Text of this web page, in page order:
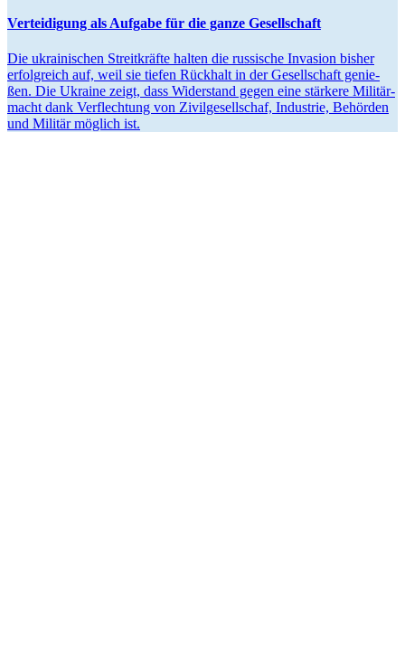
Ver­tei­di­gung als Aufgabe für die ganze Gesellschaft
Die ukrai­ni­schen Streit­kräfte halten die rus­si­sche Inva­sion bisher
erfolg­reich auf, weil sie tiefen Rück­halt in der Gesell­schaft genie­
ßen. Die Ukraine zeigt, dass Wider­stand gegen eine stär­kere Mili­tär­
macht dank Ver­flech­tung von Zivil­ge­sell­schaf, Indus­trie, Behör­den
und Militär möglich ist.